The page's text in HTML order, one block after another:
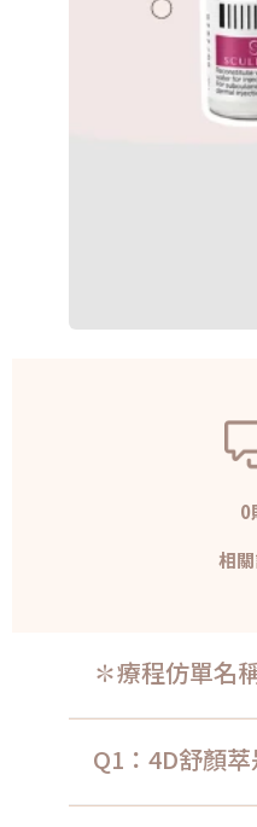
0
相
✽療程仿單名
Q1：4D舒顏萃